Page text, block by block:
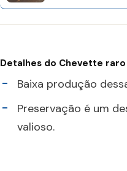
Detalhes do Chevette raro
Baixa produção
Preservação é um
valioso.